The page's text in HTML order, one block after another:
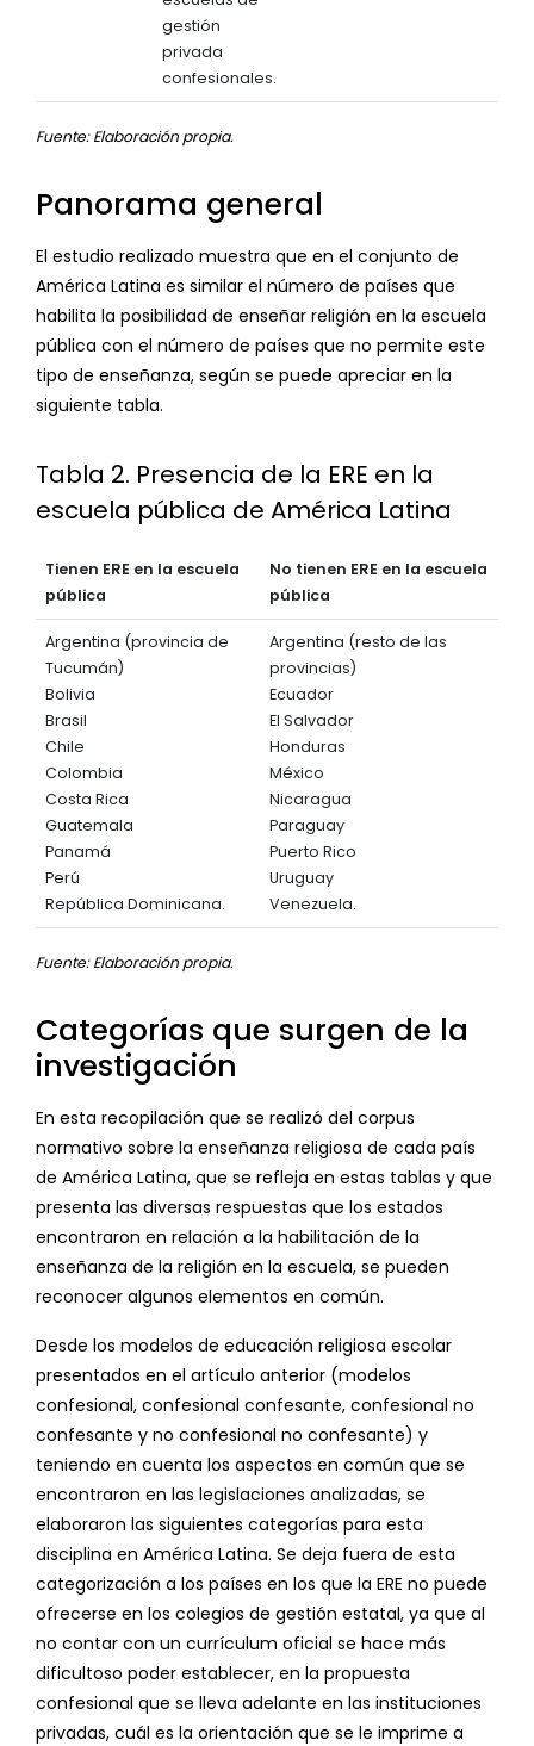
gestión
privada
confesionales.
Fuente: Elaboración propia.
Panorama general
El estudio realizado muestra que en el conjunto de
América Latina es similar el número de países que
habilita la posibilidad de enseñar religión en la escuela
pública con el número de países que no permite este
tipo de enseñanza, según se puede apreciar en la
siguiente tabla.
Tabla 2. Presencia de la ERE en la
escuela pública de América Latina
Tienen ERE en la escuela
pública
No tienen ERE en la escuela
pública
Argentina (provincia de
Tucumán)
Bolivia
Brasil
Chile
Colombia
Costa Rica
Guatemala
Panamá
Perú
República Dominicana.
Argentina (resto de las
provincias)
Ecuador
El Salvador
Honduras
México
Nicaragua
Paraguay
Puerto Rico
Uruguay
Venezuela.
Fuente: Elaboración propia.
Categorías que surgen de la
investigación
En esta recopilación que se realizó del corpus
normativo sobre la enseñanza religiosa de cada país
de América Latina, que se refleja en estas tablas y que
presenta las diversas respuestas que los estados
encontraron en relación a la habilitación de la
enseñanza de la religión en la escuela, se pueden
reconocer algunos elementos en común.
Desde los modelos de educación religiosa escolar
presentados en el artículo anterior (modelos
confesional, confesional confesante, confesional no
confesante y no confesional no confesante) y
teniendo en cuenta los aspectos en común que se
encontraron en las legislaciones analizadas, se
elaboraron las siguientes categorías para esta
disciplina en América Latina. Se deja fuera de esta
categorización a los países en los que la ERE no puede
ofrecerse en los colegios de gestión estatal, ya que al
no contar con un currículum oficial se hace más
dificultoso poder establecer, en la propuesta
confesional que se lleva adelante en las instituciones
privadas, cuál es la orientación que se le imprime a